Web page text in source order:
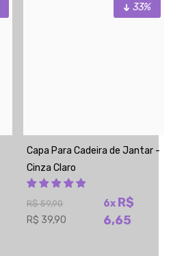
33%
Capa Para Cadeira de Jantar -
Cinza Claro
R$ 59,90
R$ 39,90
6x R$
6,65